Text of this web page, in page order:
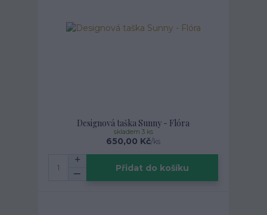
Designová taška Sunny - Flóra
650,00 Kč/ks
skladem 3 ks
Přidat do košíku